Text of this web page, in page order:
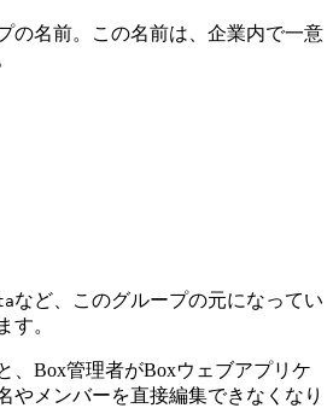
の名前。この名前は、企業内で一意
など、このグループの元になってい
す。
、Box管理者がBoxウェブアプリケ
やメンバーを直接編集できなくなり